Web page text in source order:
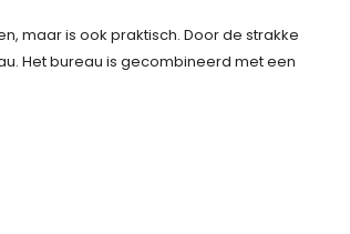
maar is ook praktisch. Door de strakke
Het bureau is gecombineerd met een